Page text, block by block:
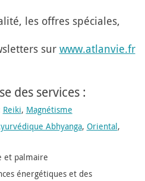
les offres spéciales,
sur www.atlanvie.fr
des services :
Reiki, Magnétisme
Abhyanga, Oriental,
et palmaire
énergétiques et des